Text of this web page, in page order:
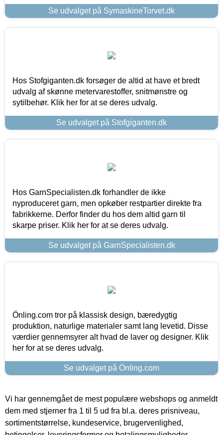
Se udvalget på SymaskineTorvet.dk
Hos Stofgiganten.dk forsøger de altid at have et bredt
udvalg af skønne metervarestoffer, snitmønstre og
sytilbehør. Klik her for at se deres udvalg.
Se udvalget på Stofgiganten.dk
Hos GarnSpecialisten.dk forhandler de ikke
nyproduceret garn, men opkøber restpartier direkte fra
fabrikkerne. Derfor finder du hos dem altid garn til
skarpe priser. Klik her for at se deres udvalg.
Se udvalget på GarnSpecialisten.dk
Önling.com tror på klassisk design, bæredygtig
produktion, naturlige materialer samt lang levetid. Disse
værdier gennemsyrer alt hvad de laver og designer. Klik
her for at se deres udvalg.
Se udvalget på Önling.com
Vi har gennemgået de mest populære webshops og anmeldt
dem med stjerner fra 1 til 5 ud fra bl.a. deres prisniveau,
sortimentstørrelse, kundeservice, brugervenlighed,